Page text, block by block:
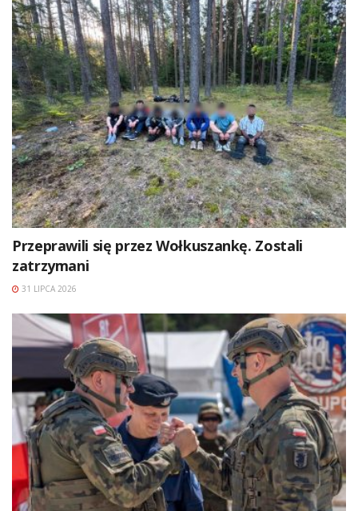
Przeprawili się przez Wołkuszankę. Zostali
zatrzymani
31 LIPCA 2026